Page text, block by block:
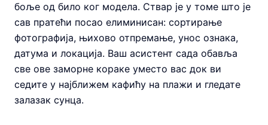
боље од било ког модела. Ствар је у томе што је
сав пратећи посао елиминисан: сортирање
фотографија, њихово отпремање, унос ознака,
датума и локација. Ваш асистент сада обавља
све ове заморне кораке уместо вас док ви
седите у најближем кафићу на плажи и гледате
залазак сунца.